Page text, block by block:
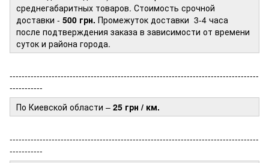
среднегабаритных товаров. Стоимость срочной
доставки - 500 грн. Промежуток доставки 3-4 часа
после подтверждения заказа в зависимости от времени
суток и района города.
-----------------------------------------------------------------------------------
-----------
По Киевской области – 25 грн / км.
-----------------------------------------------------------------------------------
-----------